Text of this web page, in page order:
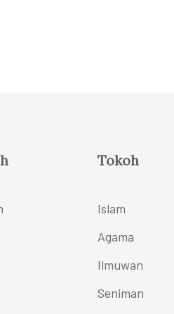
Tokoh
Islam
Agama
Ilmuwan
Seniman